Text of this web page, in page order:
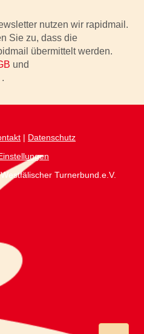
nutzen wir rapidmail.
Sie zu, dass die
übermittelt werden.
und
.
| Datenschutz
Turnerbund.e.V.